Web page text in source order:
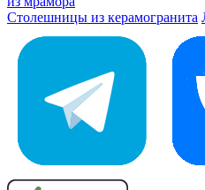
Столешницы из керамогранита